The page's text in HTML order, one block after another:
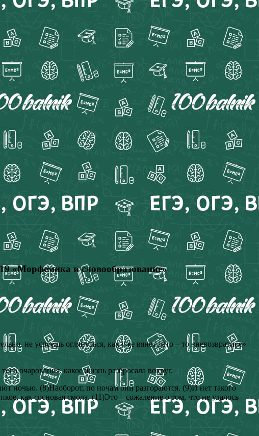
«Морфемика и словообразование»
не успеешь оглянуться, как уже вянет лето – то «невозвратное»
очарования, какое жизнь разбросала вокруг.
ночью. (8)Наоборот, по ночам они разгораются. (9)И нет такого
как сосновая смола. (11)Это – сожаление о том, что не удалось –